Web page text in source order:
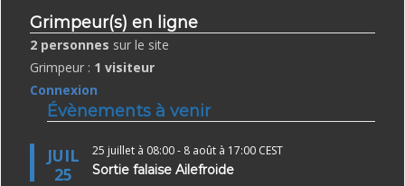
Grimpeur(s) en ligne
2 personnes sur le site
Grimpeur : 1 visiteur
Connexion
Évènements à venir
JUIL
25
25 juillet à 08:00- 8 août à 17:00 CEST
Sortie falaise Ailefroide